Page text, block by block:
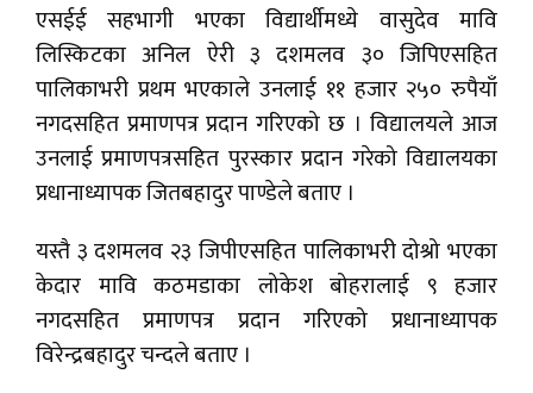
एसईई सहभागी भएका विद्यार्थीमध्ये वासुदेव मावि
लिस्किटका अनिल ऐरी ३ दशमलव ३० जिपिएसहित
पालिकाभरी प्रथम भएकाले उनलाई ११ हजार २५० रुपैयाँ
नगदसहित प्रमाणपत्र प्रदान गरिएको छ । विद्यालयले आज
उनलाई प्रमाणपत्रसहित पुरस्कार प्रदान गरेको विद्यालयका
प्रधानाध्यापक जितबहादुर पाण्डेले बताए ।
यस्तै ३ दशमलव २३ जिपीएसहित पालिकाभरी दोश्रो भएका
केदार मावि कठमडाका लोकेश बोहरालाई ९ हजार
नगदसहित प्रमाणपत्र प्रदान गरिएको प्रधानाध्यापक
विरेन्द्रबहादुर चन्दले बताए ।